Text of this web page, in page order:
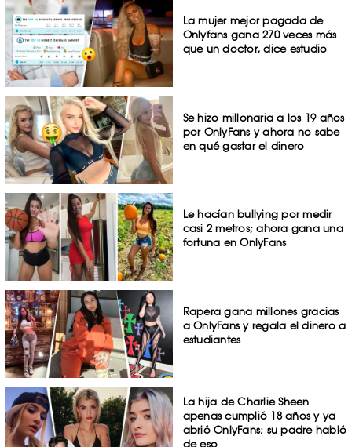
La mujer mejor pagada de
Onlyfans gana 270 veces más
que un doctor, dice estudio
Se hizo millonaria a los 19 años
por OnlyFans y ahora no sabe
en qué gastar el dinero
Le hacían bullying por medir
casi 2 metros; ahora gana una
fortuna en OnlyFans
Rapera gana millones gracias
a OnlyFans y regala el dinero a
estudiantes
La hija de Charlie Sheen
apenas cumplió 18 años y ya
abrió OnlyFans; su padre habló
de eso